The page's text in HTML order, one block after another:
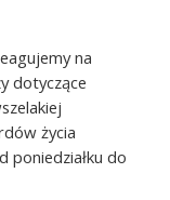
na
dotyczące
życia
poniedziałku do